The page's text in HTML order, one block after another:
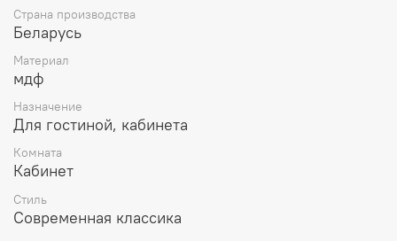
Страна производства
Беларусь
Материал
мдф
Назначение
Для гостиной, кабинета
Комната
Кабинет
Стиль
Современная классика